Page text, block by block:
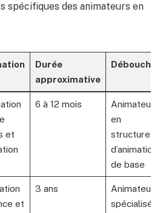
spécifiques des animateurs en
Durée
approximative
Débouchés
et
6 à 12 mois
Animateur
en
structures
d’animation
de base
et
3 ans
Animateur
spécialisé,